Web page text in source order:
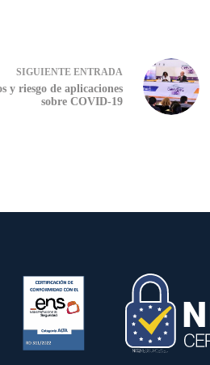
SIGUIENTE ENTRADA
y riesgo de aplicaciones
sobre COVID-19